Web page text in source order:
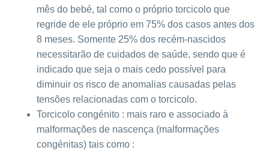
mês do bebé, tal como o próprio torcicolo que
regride de ele próprio em 75% dos casos antes dos
8 meses. Somente 25% dos recém-nascidos
necessitarão de cuidados de saúde, sendo que é
indicado que seja o mais cedo possível para
diminuir os risco de anomalias causadas pelas
tensões relacionadas com o torcicolo.
Torcicolo congénito : mais raro e associado à
malformações de nascença (malformações
congénitas) tais como :